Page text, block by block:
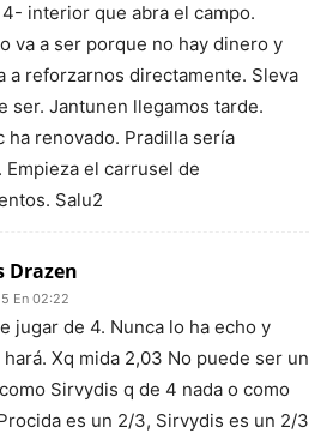
interior que abra el campo.
va a ser porque no hay dinero y
a reforzarnos directamente. Sleva
ser. Jantunen llegamos tarde.
ha renovado. Pradilla sería
Empieza el carrusel de
Salu2
Drazen
En 02:22
jugar de 4. Nunca lo ha echo y
hará. Xq mida 2,03 No puede ser un
Sirvydis q de 4 nada o como
es un 2/3, Sirvydis es un 2/3